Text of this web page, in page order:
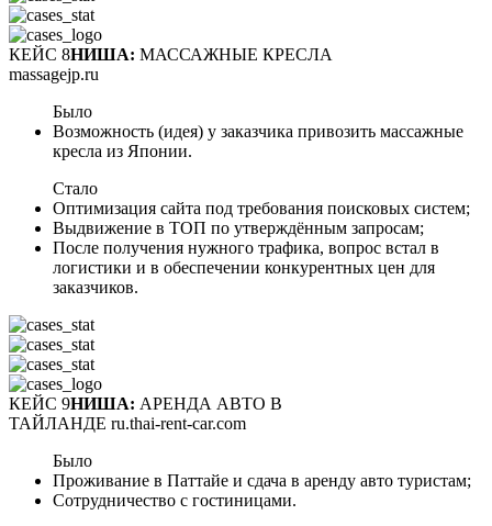
КЕЙС 8НИША: МАССАЖНЫЕ КРЕСЛА
massagejp.ru
Было
Возможность (идея) у заказчика привозить массажные
кресла из Японии.
Стало
Оптимизация сайта под требования поисковых систем;
Выдвижение в ТОП по утверждённым запросам;
После получения нужного трафика, вопрос встал в
логистики и в обеспечении конкурентных цен для
заказчиков.
КЕЙС 9НИША: АРЕНДА АВТО В
ТАЙЛАНДЕ ru.thai-rent-car.com
Было
Проживание в Паттайе и сдача в аренду авто туристам;
Сотрудничество с гостиницами.